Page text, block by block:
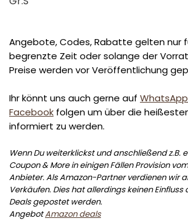
Angebote, Codes, Rabatte gelten nur
begrenzte Zeit oder solange der
Preise werden vor Veröffentlichung
Ihr könnt uns auch gerne auf WhatsApp
Facebook folgen um über die
informiert zu werden.
Wenn Du weiterklickst und anschließend z.B.
Coupon & More in einigen Fällen Provision
Anbieter. Als Amazon-Partner verdienen wir
Verkäufen. Dies hat allerdings keinen
Deals gepostet werden.
AngebotAmazon deals